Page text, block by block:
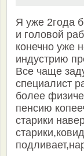
Я уже 2года
и головой
конечно уже
индустрию
Все чаще
специалист
более
пенсию
старики